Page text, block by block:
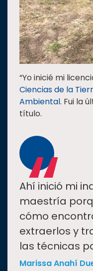
Vinculación
Historia
Universiada
Nacional
“Yo inicié mi
Ciencias de la
Ambiental. Fui la
título.
“
Ahí inició mi
maestría
cómo
extraerlos y
las técnicas
Marissa Anahí